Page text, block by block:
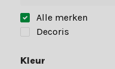
Alle merken
Decoris
Kleur